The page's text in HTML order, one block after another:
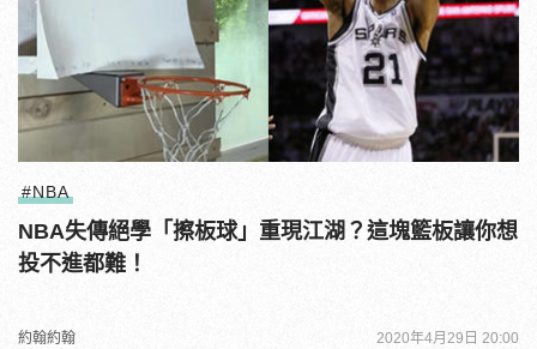
#NBA
NBA失傳絕學「擦板球」重現江湖？這塊籃板讓你想
投不進都難！
約翰約翰 2020年4月29日 20:00